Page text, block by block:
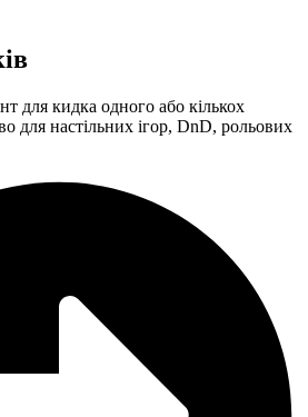
для кидка одного або кількох
для настільних ігор, DnD, рольових